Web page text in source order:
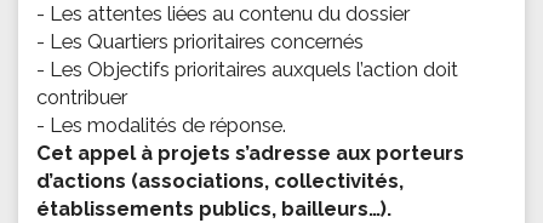
- Les attentes liées au contenu du dossier
- Les Quartiers prioritaires concernés
- Les Objectifs prioritaires auxquels l’action doit
contribuer
- Les modalités de réponse.
Cet appel à projets s’adresse aux porteurs
d’actions (associations, collectivités,
établissements publics, bailleurs…).